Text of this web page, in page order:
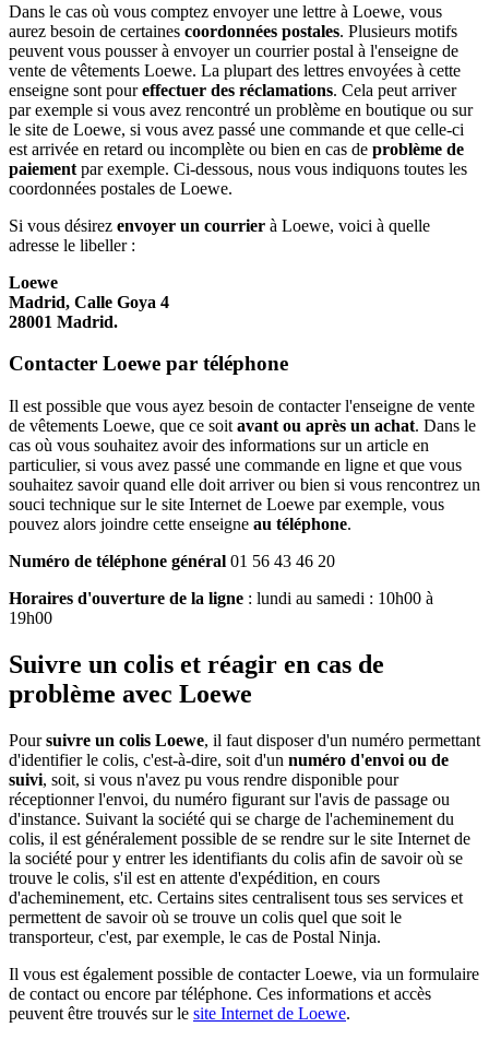
Dans le cas où vous comptez envoyer une lettre à Loewe, vous
aurez besoin de certaines coordonnées postales. Plusieurs motifs
peuvent vous pousser à envoyer un courrier postal à l'enseigne de
vente de vêtements Loewe. La plupart des lettres envoyées à cette
enseigne sont poureffectuer des réclamations. Cela peut arriver
par exemple si vous avez rencontré un problème en boutique ou sur
le site de Loewe, si vous avez passé une commande et que celle-ci
est arrivée en retard ou incomplète ou bien en cas de problème de
paiement par exemple. Ci-dessous, nous vous indiquons toutes les
coordonnées postales de Loewe.
Si vous désirez envoyer un courrier à Loewe, voici à quelle
adresse le libeller :
Loewe
Madrid, Calle Goya 4
28001 Madrid.
Contacter Loewe par téléphone
Il est possible que vous ayez besoin de contacter l'enseigne de vente
de vêtements Loewe, que ce soit avant ou après un achat. Dans le
cas où vous souhaitez avoir des informations sur un article en
particulier, si vous avez passé une commande en ligne et que vous
souhaitez savoir quand elle doit arriver ou bien si vous rencontrez un
souci technique sur le site Internet de Loewe par exemple, vous
pouvez alors joindre cette enseigne au téléphone.
Numéro de téléphone général 01 56 43 46 20
Horaires d'ouverture de la ligne : lundi au samedi : 10h00 à
19h00
Suivre un colis et réagir en cas de
problème avec Loewe
Poursuivre un colis Loewe, il faut disposer d'un numéro permettant
d'identifier le colis, c'est-à-dire, soit d'un numéro d'envoi ou de
suivi, soit, si vous n'avez pu vous rendre disponible pour
réceptionner l'envoi, du numéro figurant sur l'avis de passage ou
d'instance. Suivant la société qui se charge de l'acheminement du
colis, il est généralement possible de se rendre sur le site Internet de
la société pour y entrer les identifiants du colis afin de savoir où se
trouve le colis, s'il est en attente d'expédition, en cours
d'acheminement, etc. Certains sites centralisent tous ses services et
permettent de savoir où se trouve un colis quel que soit le
transporteur, c'est, par exemple, le cas de Postal Ninja.
Il vous est également possible de contacter Loewe, via un formulaire
de contact ou encore par téléphone. Ces informations et accès
peuvent être trouvés sur le site Internet de Loewe.